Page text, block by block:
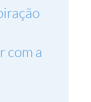
com a